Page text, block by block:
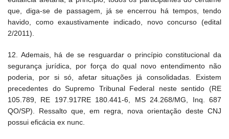
que, diga-se de passagem, já se encerrou há tempos, tendo
havido, como exaustivamente indicado, novo concurso (edital
2/2011).
12. Ademais, há de se resguardar o princípio constitucional da
segurança jurídica, por força do qual novo entendimento não
poderia, por si só, afetar situações já consolidadas. Existem
precedentes do Supremo Tribunal Federal neste sentido (RE
105.789, RE 197.917RE 180.441-6, MS 24.268/MG, Inq. 687
QO/SP). Ressalto que, em regra, nova orientação deste CNJ
possui eficácia ex nunc.